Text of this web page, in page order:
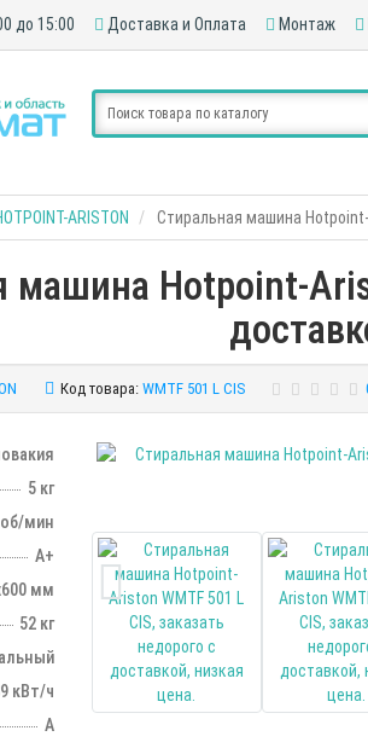
до 15:00 Доставка и Оплата Монтаж
ARISTON Стиральная машина
машина Hotpoint-
Код товара: WMTF 501 L CIS
5 кг
мин
А+
мм
52 кг
кВт/ч
А